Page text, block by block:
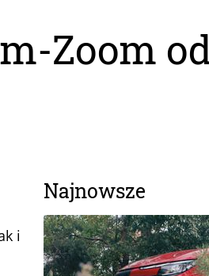
Zoom
i
Najnowsze